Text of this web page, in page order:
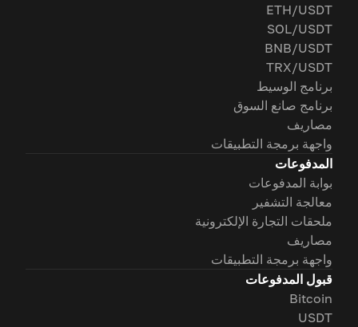
ETH/USDT
SOL/USDT
BNB/USDT
TRX/USDT
برنامج الوسيط
برنامج صانع السوق
مصاريف
واجهة برمجة التطبيقات
المدفوعات
بوابة المدفوعات
معالجة التشفير
ملحقات التجارة الإلكترونية
مصاريف
واجهة برمجة التطبيقات
قبول المدفوعات
Bitcoin
USDT